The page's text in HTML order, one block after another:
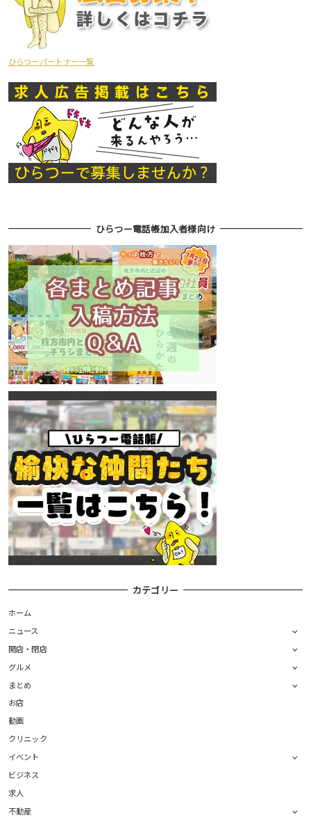
ひらつーパートナー一覧
ひらつー電話帳加入者様向け
カテゴリー
ホーム
ニュース
開店・閉店
グルメ
まとめ
お店
動画
クリニック
イベント
ビジネス
求人
不動産